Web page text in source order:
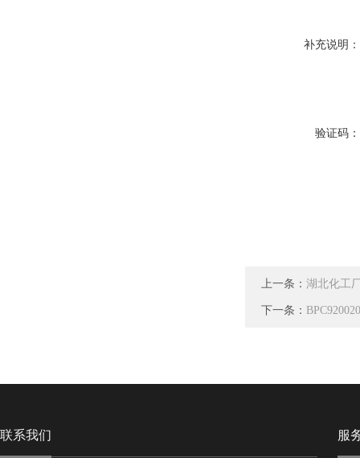
补充说明：
验证码：
上一条： 湖北化工
下一条：
联系我们 服